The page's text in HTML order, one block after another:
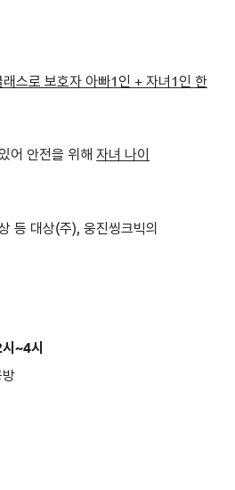
스로 보호자 아빠1인 + 자녀1 인 한
어 안전을 위해 자녀 나이
등 대상(주), 웅진씽크빅의
~4시